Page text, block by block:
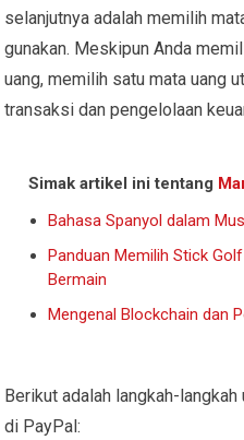
selanjutnya adalah memilih
gunakan. Meskipun Anda
uang, memilih satu mata uang
transaksi dan pengelolaan
Simak artikel ini tentang
Bahasa Spanyol dalam
Panduan Memilih Stick
Bermain
Mengenal Blockchain dan
Berikut adalah langkah-
di PayPal: